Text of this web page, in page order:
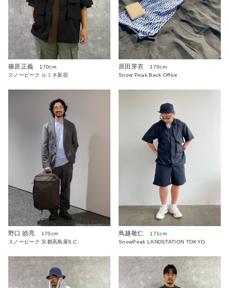
篠原正義
170cm
スノーピーク ルミネ新宿
原田芽衣
170cm
Snow Peak Back Office
野口 皓亮
170cm
スノーピーク 京都高島屋S.C.
鳥越敬仁
171cm
SnowPeak LANDSTATION TOKYO